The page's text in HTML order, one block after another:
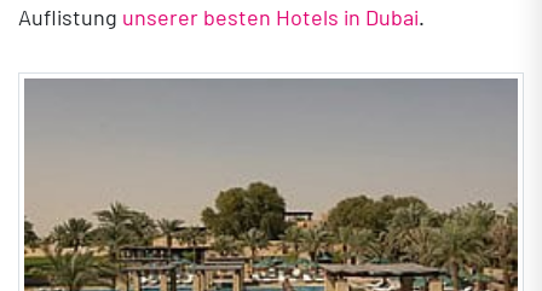
Auflistung unserer besten Hotels in Dubai.